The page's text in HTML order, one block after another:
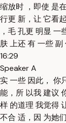
缩放时 ，即使 是
行更 新，让 它看
，毛 孔更 明显
肤 上还 有 一些
16:29
Speaker A
实 一些 因此， 你
能，所 以我 建议
样 的道理 我觉得
不合 适，因 为她